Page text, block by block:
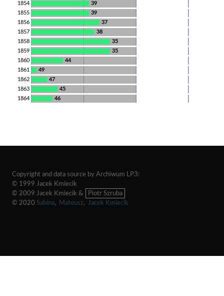
39
1854
39
1855
37
1856
38
1857
35
1858
35
1859
44
1860
49
1861
47
1862
45
1863
46
1864
Copyright and data source by Archiwum LP3:
© 1999 Jacek Kmiecik
© 2009 Jacek Kmiecik &
Piotr Szruba
© 2020 Sabina, Mateusz, Jacek Kmiecik